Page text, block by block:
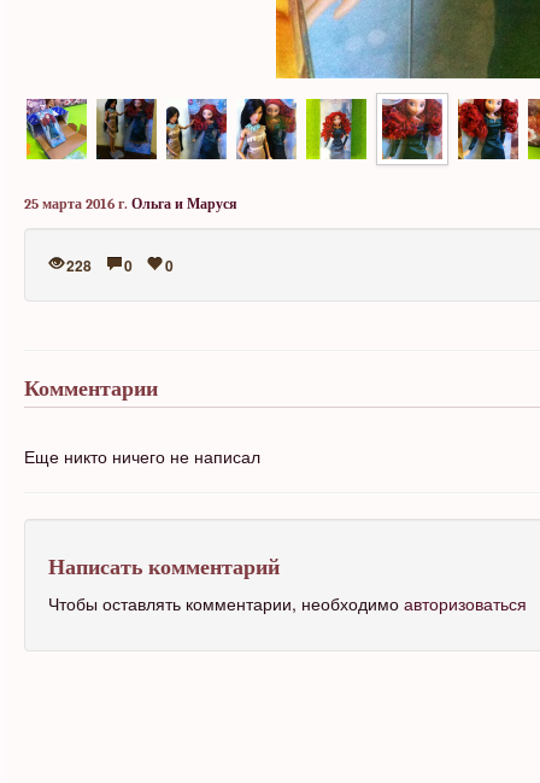
25 марта 2016 г. Ольга и Маруся
228 0 0
Комментарии
Еще никто ничего не написал
Написать комментарий
Чтобы оставлять комментарии, необходимо авторизоваться